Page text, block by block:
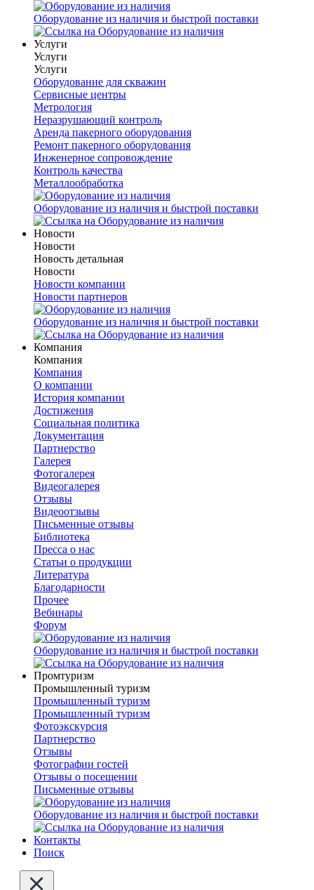
Оборудование из наличия и быстрой поставки
Услуги
Услуги
Услуги
Оборудование для скважин
Сервисные центры
Метрология
Неразрушающий контроль
Аренда пакерного оборудования
Ремонт пакерного оборудования
Инженерное сопровождение
Контроль качества
Металлообработка
Оборудование из наличия и быстрой поставки
Новости
Новости
Новость детальная
Новости
Новости компании
Новости партнеров
Оборудование из наличия и быстрой поставки
Компания
Компания
Компания
О компании
История компании
Достижения
Социальная политика
Документация
Партнерство
Галерея
Фотогалерея
Видеогалерея
Отзывы
Видеоотзывы
Письменные отзывы
Библиотека
Пресса о нас
Статьи о продукции
Литература
Благодарности
Прочее
Вебинары
Форум
Оборудование из наличия и быстрой поставки
Промтуризм
Промышленный туризм
Промышленный туризм
Промышленный туризм
Фотоэкскурсия
Партнерство
Отзывы
Фотографии гостей
Отзывы о посещении
Письменные отзывы
Оборудование из наличия и быстрой поставки
Контакты
Поиск